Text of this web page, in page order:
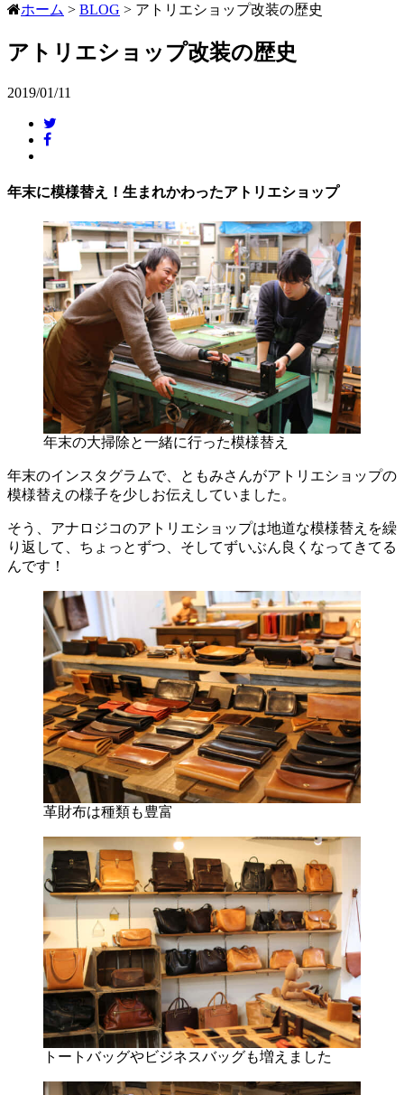
ホーム > BLOG > アトリエショップ改装の歴史
アトリエショップ改装の歴史
2019/01/11
年末に模様替え！生まれかわったアトリエショップ
年末の大掃除と一緒に行った模様替え
年末のインスタグラムで、ともみさんがアトリエショップの
模様替えの様子を少しお伝えしていました。
そう、アナロジコのアトリエショップは地道な模様替えを繰
り返して、ちょっとずつ、そしてずいぶん良くなってきてる
んです！
革財布は種類も豊富
トートバッグやビジネスバッグも増えました